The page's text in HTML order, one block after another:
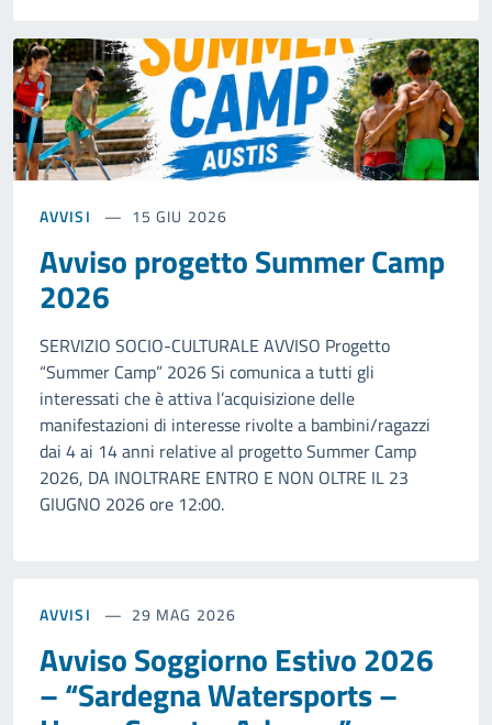
AVVISI 15 GIU 2026
Avviso progetto Summer Camp
2026
SERVIZIO SOCIO-CULTURALE AVVISO Progetto
“Summer Camp” 2026 Si comunica a tutti gli
interessati che è attiva l’acquisizione delle
manifestazioni di interesse rivolte a bambini/ragazzi
dai 4 ai 14 anni relative al progetto Summer Camp
2026, DA INOLTRARE ENTRO E NON OLTRE IL 23
GIUGNO 2026 ore 12:00.
AVVISI 29 MAG 2026
Avviso Soggiorno Estivo 2026
– “Sardegna Watersports –